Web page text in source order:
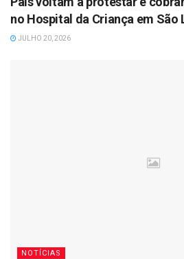
no Hospital da Criança em São
JULHO 20, 2026
NOTÍCIAS